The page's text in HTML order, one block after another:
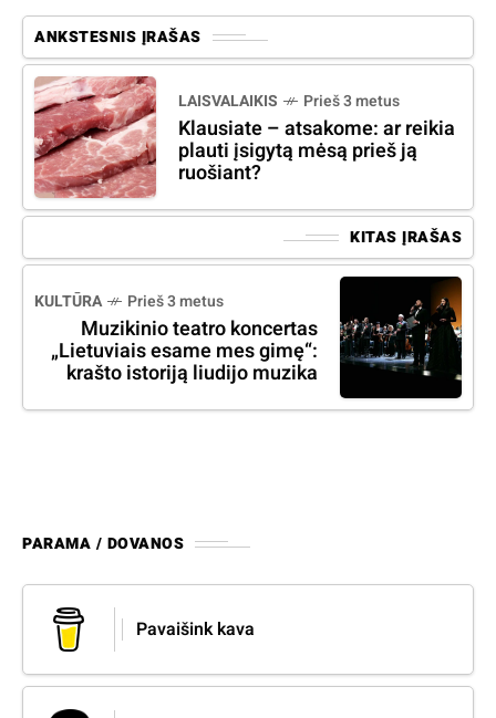
ANKSTESNIS ĮRAŠAS
LAISVALAIKIS Prieš 3 metus
Klausiate – atsakome: ar reikia
plauti įsigytą mėsą prieš ją
ruošiant?
KITAS ĮRAŠAS
KULTŪRA Prieš 3 metus
Muzikinio teatro koncertas
„Lietuviais esame mes gimę“:
krašto istoriją liudijo muzika
PARAMA / DOVANOS
Pavaišink kava